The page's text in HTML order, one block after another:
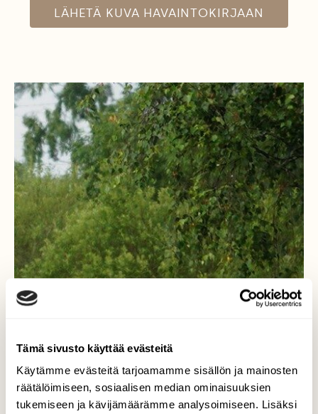
Tämä sivusto käyttää evästeitä
Käytämme evästeitä tarjoamamme sisällön ja mainosten
räätälöimiseen, sosiaalisen median ominaisuuksien
tukemiseen ja kävijämäärämme analysoimiseen. Lisäksi
LÄHETÄ KUVA HAVAINTOKIRJAAN